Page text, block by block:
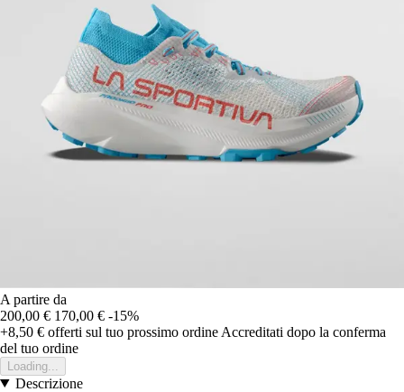
A partire da
200,00 € 170,00 € -15%
+8,50 € offerti sul tuo prossimo ordine Accreditati dopo la conferma
del tuo ordine
Loading...
Descrizione